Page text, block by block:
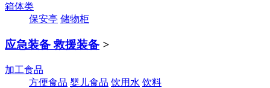
箱体类
保安亭 储物柜
应急装备 救援装备 >
加工食品
方便食品 婴儿食品 饮用水 饮料